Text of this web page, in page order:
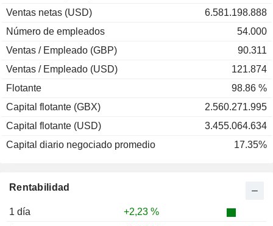
Rentabilidad
1 día
+2,23 %
Ventas netas (USD)
6.581.198.888
Número de empleados
54.000
Ventas / Empleado (GBP)
90.311
Ventas / Empleado (USD)
121.874
Flotante
98.86 %
Capital flotante (GBX)
2.560.271.995
Capital flotante (USD)
3.455.064.634
Capital diario negociado promedio
17.35%
+83,89 %
+21,08 %